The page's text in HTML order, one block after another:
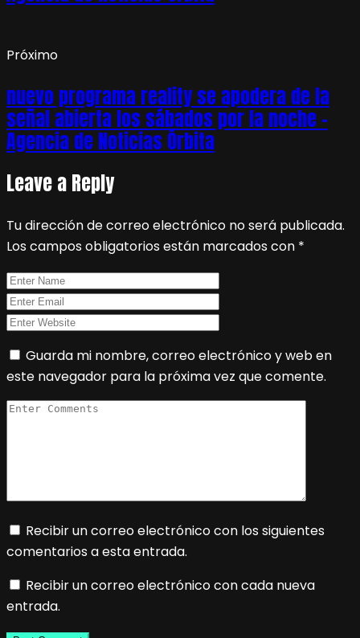
Próximo
nuevo programa reality se apodera de la
señal abierta los sábados por la noche –
Agencia de Noticias Órbita
Leave a Reply
Tu dirección de correo electrónico no será publicada.
Los campos obligatorios están marcados con *
Guarda mi nombre, correo electrónico y web en
este navegador para la próxima vez que comente.
Recibir un correo electrónico con los siguientes
comentarios a esta entrada.
Recibir un correo electrónico con cada nueva
entrada.